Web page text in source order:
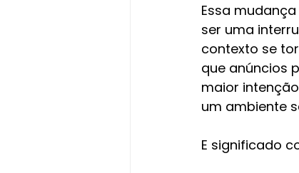
Essa
ser uma
contexto se
que anúncios
maior
um ambiente
E significado